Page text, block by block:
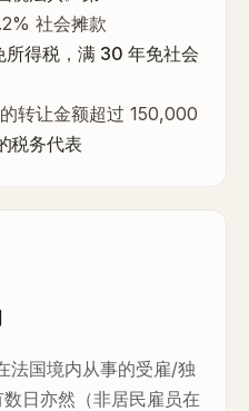
社会摊款
所得税 ，满 30 年免社会
转让金额超过 150,000
税务代表
法国境内从事的受雇/独
日亦然（非居民雇员在